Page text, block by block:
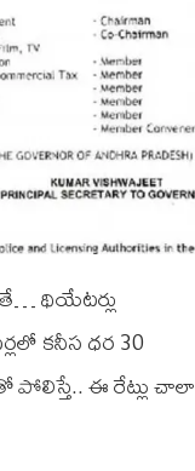
థియేటర్లు
కనీస ధర 30
పోలిస్తే.. ఈ రేట్లు చాలా